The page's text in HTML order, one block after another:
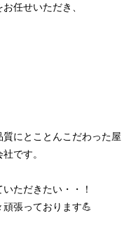
任せいただき、
にとことんこだわった屋
です。
ただきたい・・！
張っております💪